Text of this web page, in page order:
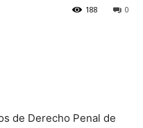
0
188
de Derecho Penal de